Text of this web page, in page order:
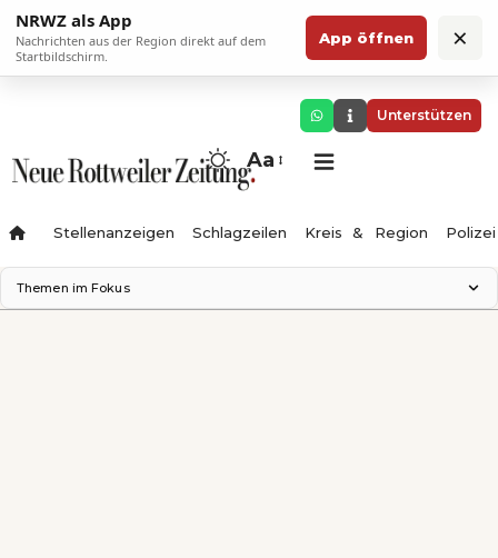
NRWZ als App
Nachrichten aus der Region direkt auf dem
Startbildschirm.
App öffnen ×
Unterstützen
Aa
Stellenanzeigen Schlagzeilen Kreis & Region Polizei
Themen im Fokus